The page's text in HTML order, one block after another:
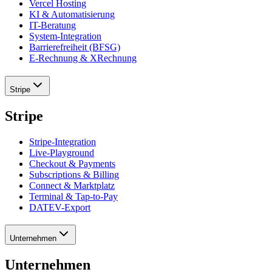
Vercel Hosting
KI & Automatisierung
IT-Beratung
System-Integration
Barrierefreiheit (BFSG)
E-Rechnung & XRechnung
Stripe
Stripe
Stripe-Integration
Live-Playground
Checkout & Payments
Subscriptions & Billing
Connect & Marktplatz
Terminal & Tap-to-Pay
DATEV-Export
Unternehmen
Unternehmen